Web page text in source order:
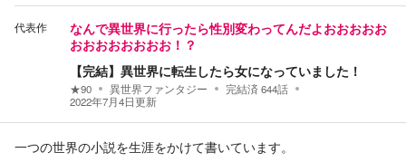
代表作
なんで異世界に行ったら性別変わってんだよおおおおお
おおおおおおおお！？
【完結】異世界に転生したら女になっていました！
★90 異世界ファンタジー 完結済644話
2022年7月4日更新
一つの世界の小説を生涯をかけて書いています。